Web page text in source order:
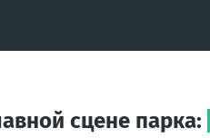
сцене парка: